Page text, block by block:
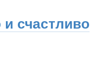
счастливо